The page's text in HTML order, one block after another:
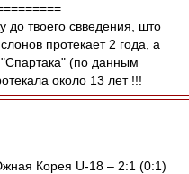
до твоего свведения, што
протекает 2 года, а
(по данным
около 13 лет !!!
Корея U-18 – 2:1 (0:1)